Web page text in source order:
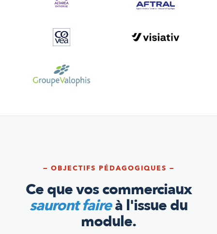
— OBJECTIFS PÉDAGOGIQUES —
Ce que vos commerciaux
sauront faireà l'issue du
module.